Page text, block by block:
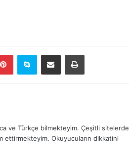
PinterestSkype E-Posta ile paylaş Yazdır
ve Türkçe bilmekteyim. Çeşitli sitelerde
ettirmekteyim. Okuyucuların dikkatini